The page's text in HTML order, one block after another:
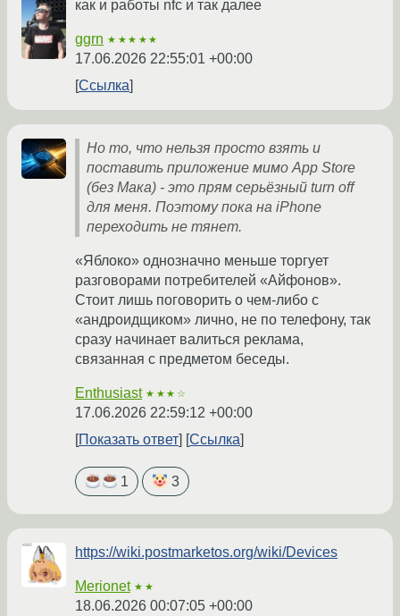
как и работы nfc и так далее
ggrn ★★★★★
17.06.2026 22:55:01 +00:00
Ссылка
Но то, что нельзя просто взять и
поставить приложение мимо App Store
(без Мака) - это прям серьёзный turn off
для меня. Поэтому пока на iPhone
переходить не тянет.
«Яблоко» однозначно меньше торгует
разговорами потребителей «Айфонов».
Стоит лишь поговорить о чем-либо с
«андроидщиком» лично, не по телефону, так
сразу начинает валиться реклама,
связанная с предметом беседы.
Enthusiast ★★★☆
17.06.2026 22:59:12 +00:00
Показать ответ
Ссылка
1 3
https://wiki.postmarketos.org/wiki/Devices
Merionet ★★
18.06.2026 00:07:05 +00:00